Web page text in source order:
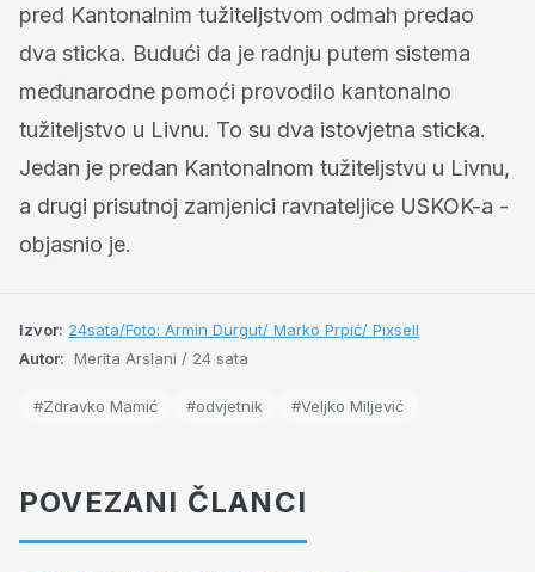
pred Kantonalnim tužiteljstvom odmah predao
dva sticka. Budući da je radnju putem sistema
međunarodne pomoći provodilo kantonalno
tužiteljstvo u Livnu. To su dva istovjetna sticka.
Jedan je predan Kantonalnom tužiteljstvu u Livnu,
a drugi prisutnoj zamjenici ravnateljice USKOK-a -
objasnio je.
Izvor: 24sata/Foto: Armin Durgut/ Marko Prpić/ Pixsell
Autor: Merita Arslani / 24 sata
#Zdravko Mamić #odvjetnik #Veljko Miljević
POVEZANI ČLANCI